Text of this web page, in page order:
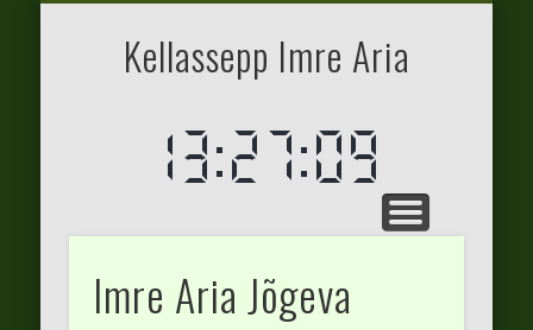
Kellassepp Imre Aria
Imre Aria Jõgeva